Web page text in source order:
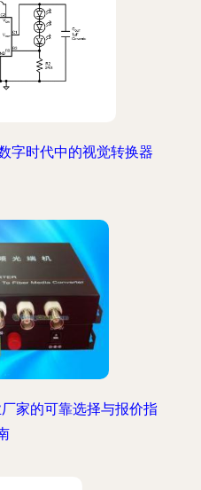
字时代中的视觉转换器
家的可靠选择与报价指